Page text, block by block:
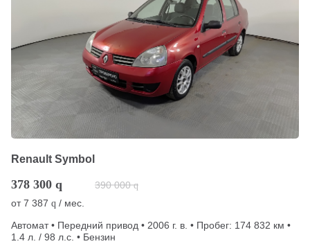
Renault Symbol
378 300 q 390 000 q
от7 387 q / мес.
Автомат • Передний привод • 2006 г. в. • Пробег: 174 832 км •
1.4 л. / 98 л.с. • Бензин